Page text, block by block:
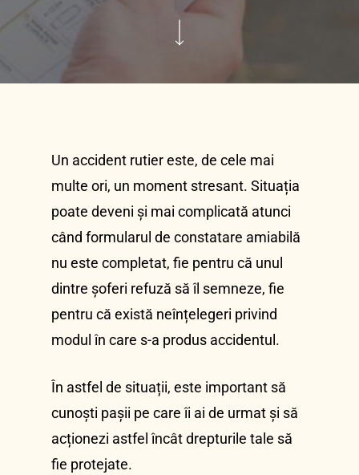
Un accident rutier este, de cele mai
multe ori, un moment stresant. Situația
poate deveni și mai complicată atunci
când formularul de constatare amiabilă
nu este completat, fie pentru că unul
dintre șoferi refuză să îl semneze, fie
pentru că există neînțelegeri privind
modul în care s-a produs accidentul.
În astfel de situații, este important să
cunoști pașii pe care îi ai de urmat și să
acționezi astfel încât drepturile tale să
fie protejate.